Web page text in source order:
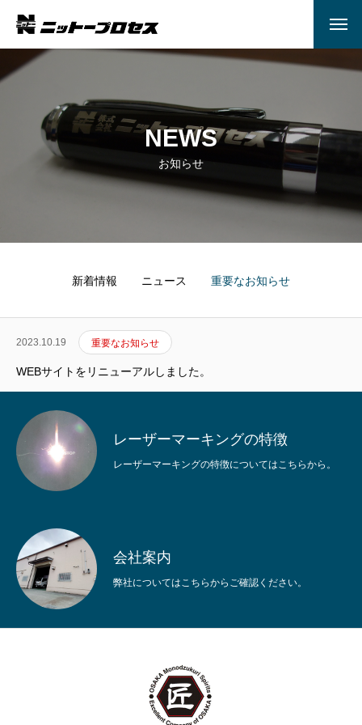
レーザーマーキング
特殊印刷
ご依頼の流れ
会社案内
お問い合わせ
HOME レーザーマーキング
NEWS
お知らせ
新着情報 ニュース 重要なお知らせ
2023.10.19 重要なお知らせ
WEBサイトをリニューアルしました。
レーザーマーキングの特徴
レーザーマーキングの特徴についてはこちらから。
会社案内
弊社についてはこちらからご確認ください。